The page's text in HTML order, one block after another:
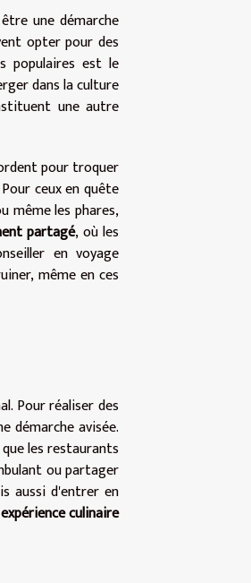
une démarche
opter pour des
populaires est le
dans la culture
une autre
pour troquer
ceux en quête
même les phares,
partagé, où les
en voyage
même en ces
Pour réaliser des
démarche avisée.
les restaurants
ou partager
aussi d'entrer en
expérience culinaire